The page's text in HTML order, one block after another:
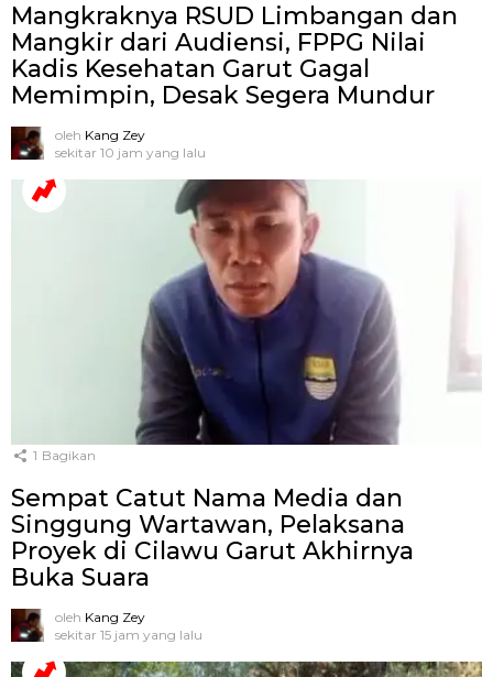
Mangkraknya RSUD Limbangan dan
Mangkir dari Audiensi, FPPG Nilai
Kadis Kesehatan Garut Gagal
Memimpin, Desak Segera Mundur
oleh Kang Zey
sekitar 10 jam yang lalu
1 Bagikan
Sempat Catut Nama Media dan
Singgung Wartawan, Pelaksana
Proyek di Cilawu Garut Akhirnya
Buka Suara
oleh Kang Zey
sekitar 15 jam yang lalu